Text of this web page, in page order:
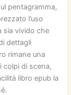
pentagramma,
l’uso
sia vivido che
dettagli
rimane una
colpi di scena,
libro epub la